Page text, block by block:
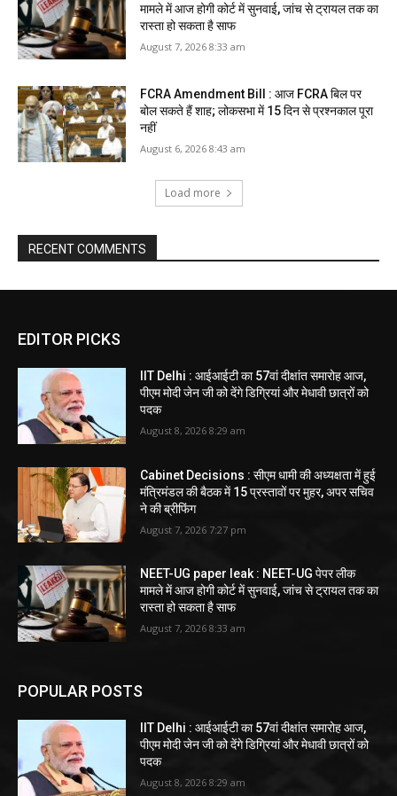
मामले में आज होगी कोर्ट में सुनवाई, जांच से ट्रायल तक का
रास्ता हो सकता है साफ
August 7, 2026 8:33 am
FCRA Amendment Bill : आज FCRA बिल पर
बोल सकते हैं शाह; लोकसभा में 15 दिन से प्रश्नकाल पूरा
नहीं
August 6, 2026 8:43 am
Load more
RECENT COMMENTS
EDITOR PICKS
IIT Delhi : आईआईटी का 57वां दीक्षांत समारोह आज,
पीएम मोदी जेन जी को देंगे डिग्रियां और मेधावी छात्रों को
पदक
August 8, 2026 8:29 am
Cabinet Decisions : सीएम धामी की अध्यक्षता में हुई
मंत्रिमंडल की बैठक में 15 प्रस्तावों पर मुहर, अपर सचिव
ने की ब्रीफिंग
August 7, 2026 7:27 pm
NEET-UG paper leak : NEET-UG पेपर लीक
मामले में आज होगी कोर्ट में सुनवाई, जांच से ट्रायल तक का
रास्ता हो सकता है साफ
August 7, 2026 8:33 am
POPULAR POSTS
IIT Delhi : आईआईटी का 57वां दीक्षांत समारोह आज,
पीएम मोदी जेन जी को देंगे डिग्रियां और मेधावी छात्रों को
पदक
August 8, 2026 8:29 am